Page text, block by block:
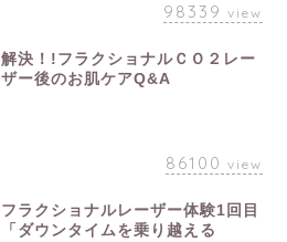
98339 view
解決！!フラクショナルＣＯ２レー
ザー後のお肌ケアQ&A
86100 view
フラクショナルレーザー体験1回目
「ダウンタイムを乗り越える